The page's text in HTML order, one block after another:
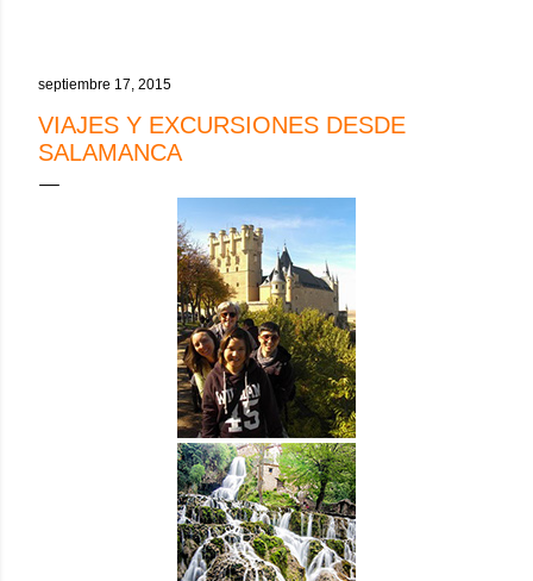
septiembre 17, 2015
VIAJES Y EXCURSIONES DESDE
SALAMANCA